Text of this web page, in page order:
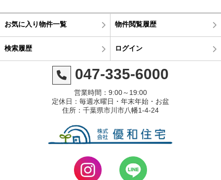
お気に入り物件一覧 物件閲覧履歴
検索履歴 ログイン
047-335-6000
営業時間：9:00～19:00
定休日：毎週水曜日・年末年始・お盆
住所：千葉県市川市八幡1-4-24